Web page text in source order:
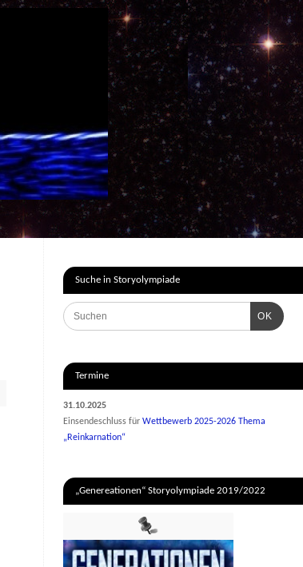
Suche in Storyolympiade
OK
Termine
31.10.2025
Einsendeschluss für Wettbewerb 2025-2026 Thema
„Reinkarnation“
„Genereationen“ Storyolympiade 2019/2022